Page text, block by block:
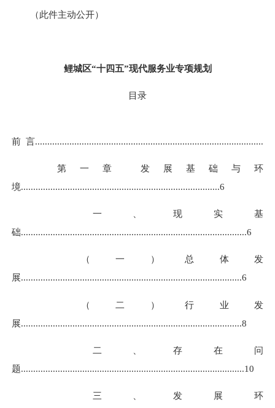
（此件主动公开）
鲤城区“十四五”现代服务业专项规划
目录
前 言..............................................................................................
第一章 发展基础与环
境.................................................................................6
一、现实基
础............................................................................................6
（一）总体发
展..........................................................................................6
（二）行业发
展..........................................................................................8
二、存在问
题...........................................................................................10
三、发展环